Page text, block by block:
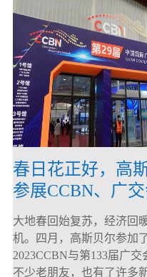
春日花正好，高
参展CCBN、广交
满落幕！
大地春回始复苏，经济回
机。四月，高斯贝尔参加
2023CCBN与第133届广交
不少老朋友，也有了许多